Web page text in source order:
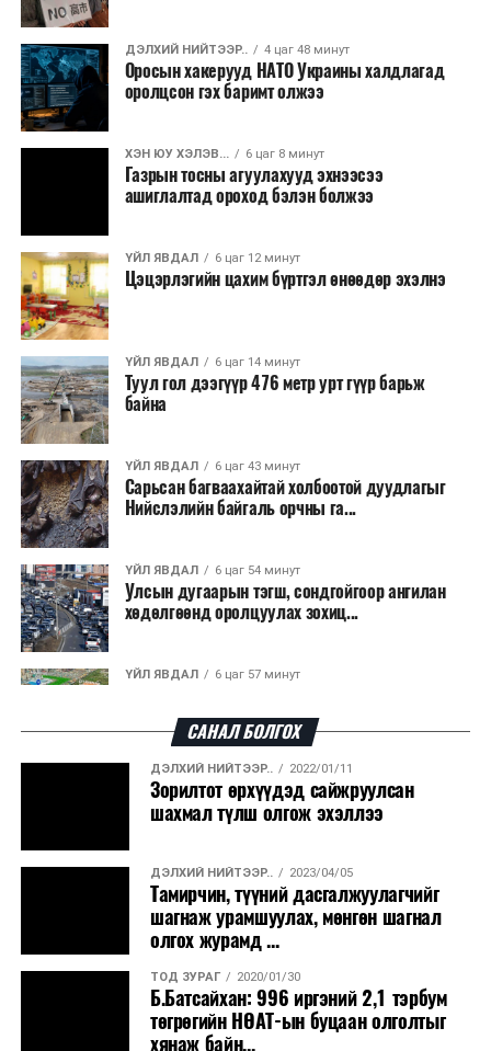
ДЭЛХИЙ НИЙТЭЭР.. 4 цаг 48 минут
Оросын хакерууд НАТО Украины халдлагад
оролцсон гэх баримт олжээ
ХЭН ЮУ ХЭЛЭВ... 6 цаг 8 минут
Газрын тосны агуулахууд эхнээсээ
ашиглалтад ороход бэлэн болжээ
ҮЙЛ ЯВДАЛ 6 цаг 12 минут
Цэцэрлэгийн цахим бүртгэл өнөөдөр эхэлнэ
ҮЙЛ ЯВДАЛ 6 цаг 14 минут
Туул гол дээгүүр 476 метр урт гүүр барьж
байна
ҮЙЛ ЯВДАЛ 6 цаг 43 минут
Сарьсан багваахайтай холбоотой дуудлагыг
Нийслэлийн байгаль орчны га...
ҮЙЛ ЯВДАЛ 6 цаг 54 минут
Улсын дугаарын тэгш, сондгойгоор ангилан
хөдөлгөөнд оролцуулах зохиц...
ҮЙЛ ЯВДАЛ 6 цаг 57 минут
худалдааны төвүүдийн авто зогсо...
ҮЙЛ ЯВДАЛ 7 цаг 1 минут
КОП17-д ажиллах онцгой байдлын
бүрэлдэхүүн хамтарсан дадлага сургуул...
ҮЙЛ ЯВДАЛ 7 цаг 8 минут
Улаанбаатарт өдөртөө 20 хэм дулаан
ҮЙЛ ЯВДАЛ 2026/08/07
COP17-ын зочид, төлөөлөгчдөд үйлчлэх 250
орчим жолоочийг сургалтад х...
САНАЛ БОЛГОХ
ДЭЛХИЙ НИЙТЭЭР.. 2022/01/11
Зорилтот өрхүүдэд сайжруулсан
шахмал түлш олгож эхэллээ
ДЭЛХИЙ НИЙТЭЭР.. 2023/04/05
Тамирчин, түүний дасгалжуулагчийг
шагнаж урамшуулах, мөнгөн шагнал
олгох журамд ...
ТОД ЗУРАГ 2020/01/30
Б.Батсайхан: 996 иргэний 2,1 тэрбум
төгрөгийн НӨАТ-ын буцаан олголтыг
хянаж байн...